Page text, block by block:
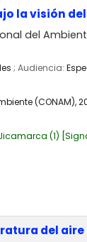
la visión del
del
; Audiencia:
(CONAM),
(1)
del aire